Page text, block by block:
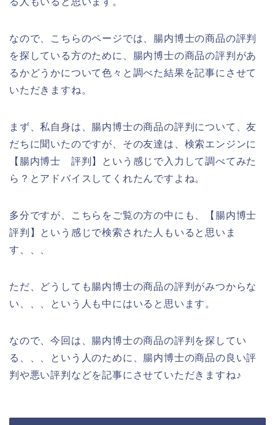
なので、こちらのページでは、腸内博士の商品の評判
を探している方のために、腸内博士の商品の評判があ
るかどうかについて色々と調べた結果を記事にさせて
いただきますね。
まず、私自身は、腸内博士の商品の評判について、友
だちに聞いたのですが、その友達は、検索エンジンに
【腸内博士 評判】という感じで入力して調べてみた
ら？とアドバイスしてくれたんですよね。
多分ですが、こちらをご覧の方の中にも、【腸内博士
評判】という感じで検索された人もいると思いま
す、、、
ただ、どうしても腸内博士の商品の評判がみつからな
い、、、という人も中にはいると思います。
なので、今回は、腸内博士の商品の評判を探してい
る、、、という人のために、腸内博士の商品の良い評
判や悪い評判などを記事にさせていただきますね♪